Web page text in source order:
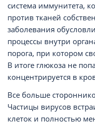
система иммунитета,
против тканей
заболевания
процессы внутри
порога, при котором
В итоге глюкоза не
концентрируется в
Все больше
Частицы вирусов
клеток и полностью